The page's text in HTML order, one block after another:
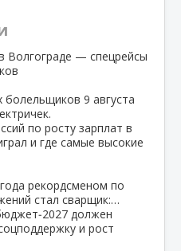
Волгограде — спецрейсы
9 августа
по росту зарплат в
и где самые высокие
рекордсменом по
стал сварщик:…
должен
и рост